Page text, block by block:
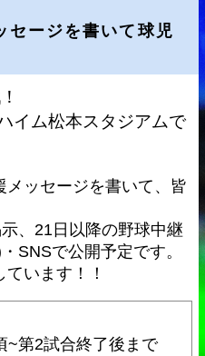
ージを書いて球児
イム松本スタジアムで
ッセージを書いて、皆
、21日以降の野球中継
SNSで公開予定です。
います！！
~第2試合終了後まで